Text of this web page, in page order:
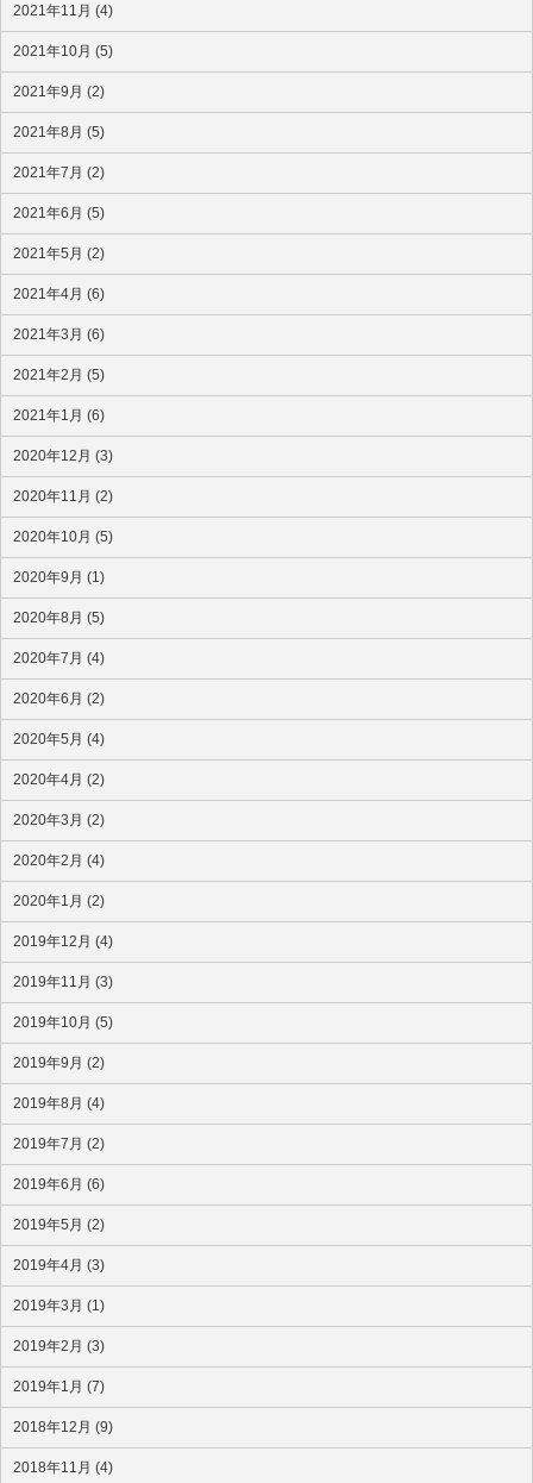
2021年11月 (4)
2021年10月 (5)
2021年9月 (2)
2021年8月 (5)
2021年7月 (2)
2021年6月 (5)
2021年5月 (2)
2021年4月 (6)
2021年3月 (6)
2021年2月 (5)
2021年1月 (6)
2020年12月 (3)
2020年11月 (2)
2020年10月 (5)
2020年9月 (1)
2020年8月 (5)
2020年7月 (4)
2020年6月 (2)
2020年5月 (4)
2020年4月 (2)
2020年3月 (2)
2020年2月 (4)
2020年1月 (2)
2019年12月 (4)
2019年11月 (3)
2019年10月 (5)
2019年9月 (2)
2019年8月 (4)
2019年7月 (2)
2019年6月 (6)
2019年5月 (2)
2019年4月 (3)
2019年3月 (1)
2019年2月 (3)
2019年1月 (7)
2018年12月 (9)
2018年11月 (4)